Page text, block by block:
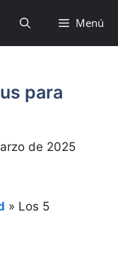
Menú
para
de 2025
» Los 5